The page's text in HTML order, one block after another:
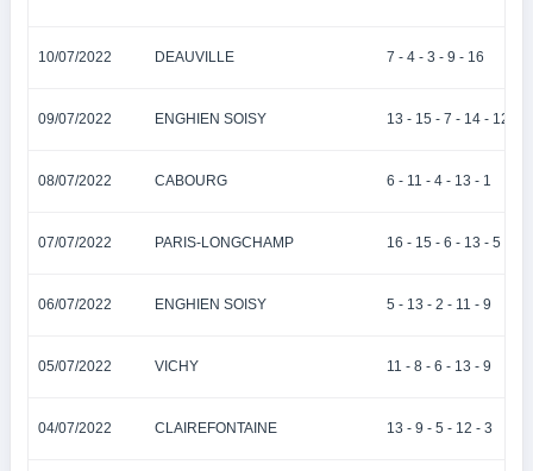
10/07/2022 DEAUVILLE 7 - 4 - 3 - 9 - 16
09/07/2022 ENGHIEN SOISY 13 - 15 - 7 - 14 - 12
08/07/2022 CABOURG 6 - 11 - 4 - 13 - 1
07/07/2022 PARIS-LONGCHAMP 16 - 15 - 6 - 13 - 5
06/07/2022 ENGHIEN SOISY 5 - 13 - 2 - 11 - 9
05/07/2022 VICHY 11 - 8 - 6 - 13 - 9
04/07/2022 CLAIREFONTAINE 13 - 9 - 5 - 12 - 3